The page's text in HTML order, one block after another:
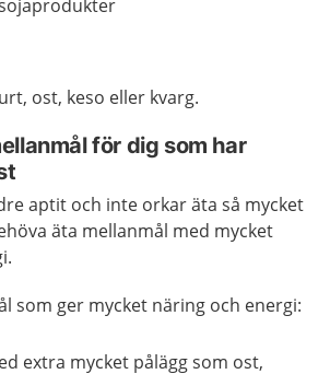
ost, keso eller kvarg.
för dig som har
aptit och inte orkar äta så mycket
äta mellanmål med mycket
som ger mycket näring och energi:
extra mycket pålägg som ost,